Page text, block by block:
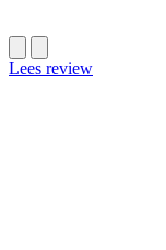
Lees review